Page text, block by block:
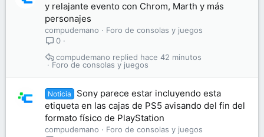
y relajante evento con Chrom, Marth y más
personajes
compudemano
Foro de consolas y juegos
0
Foro de consolas y juegos
hace 42 minutos
compudemano
Noticia
Sony parece estar incluyendo esta
etiqueta en las cajas de PS5 avisando del fin del
formato físico de PlayStation
compudemano
Foro de consolas y juegos